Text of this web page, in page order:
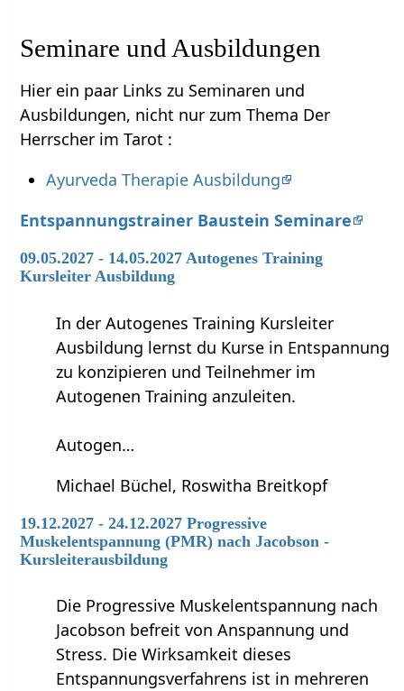
Seminare und Ausbildungen
Hier ein paar Links zu Seminaren und
Ausbildungen, nicht nur zum Thema Der
Herrscher im Tarot :
Ayurveda Therapie Ausbildung
Entspannungstrainer Baustein Seminare
09.05.2027 - 14.05.2027 Autogenes Training
Kursleiter Ausbildung
In der Autogenes Training Kursleiter
Ausbildung lernst du Kurse in Entspannung
zu konzipieren und Teilnehmer im
Autogenen Training anzuleiten.
Autogen…
Michael Büchel, Roswitha Breitkopf
19.12.2027 - 24.12.2027 Progressive
Muskelentspannung (PMR) nach Jacobson -
Kursleiterausbildung
Die Progressive Muskelentspannung nach
Jacobson befreit von Anspannung und
Stress. Die Wirksamkeit dieses
Entspannungsverfahrens ist in mehreren